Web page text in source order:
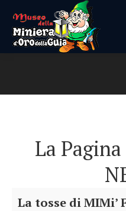
La
La tosse di MIMi’